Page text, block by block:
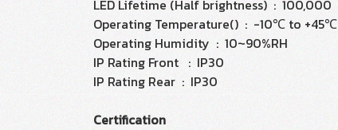
LED Lifetime (Half brightness) : 100,000
Operating Temperature() : -10℃ to +45℃
Operating Humidity : 10~90%RH
IP Rating Front : IP30
IP Rating Rear : IP30
Certification